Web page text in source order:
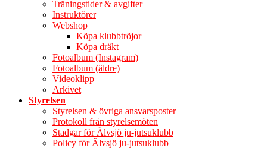
Träningstider & avgifter
Instruktörer
Webshop
Köpa klubbtröjor
Köpa dräkt
Fotoalbum (Instagram)
Fotoalbum (äldre)
Videoklipp
Arkivet
Styrelsen
Styrelsen & övriga ansvarsposter
Protokoll från styrelsemöten
Stadgar för Älvsjö ju-jutsuklubb
Policy för Älvsjö ju-jutsuklubb